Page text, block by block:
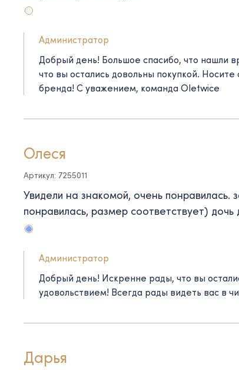
Администратор
Добрый день! Большое спасибо, что нашли
что вы остались довольны покупкой.
бренда! C уважением, команда Oletwice
Олеся
Артикул: 7255011
Увидели на знакомой, очень понравилась.
понравилась, размер соответствует)
Администратор
Добрый день! Искренне рады, что вы
удовольствием! Всегда рады видеть вас в
Дарья